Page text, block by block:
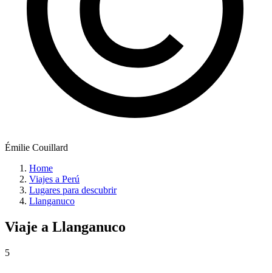
Émilie Couillard
Home
Viajes a Perú
Lugares para descubrir
Llanganuco
Viaje a Llanganuco
5